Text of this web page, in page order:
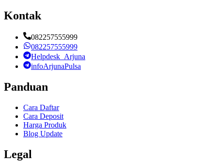
Kontak
082257555999
082257555999
Helpdesk_Arjuna
infoArjunaPulsa
Panduan
Cara Daftar
Cara Deposit
Harga Produk
Blog Update
Legal